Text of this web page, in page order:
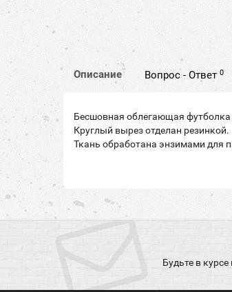
Описание Вопрос - Ответ0
Бесшовная облегающая футболка
Круглый вырез отделан резинкой.
Ткань обработана энзимами для
Будьте в